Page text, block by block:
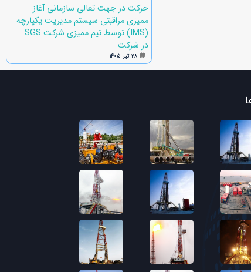
حرکت در جهت تعالی سازمانی آغاز
ممیزی مراقبتی سیستم مدیریت یکپارچه
(IMS) توسط تیم ممیزی شرکت SGS
در شرکت
۲۸ تیر ۱۴۰۵